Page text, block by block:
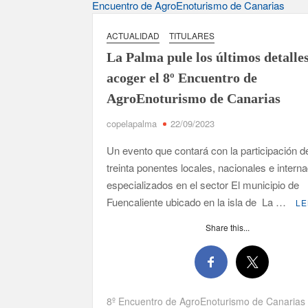
David Ruiz rechaza las críticas de Nueva
El Día de la Cometa reúne a cientos de
Borja Perdomo acusa al Gobierno del Cabildo
Jacob Qadri reclama prioridad para los
ACTUALIDAD TITULARES
La Palma pule los últimos
acoger el 8º Encuentro de
AgroEnoturismo de Canarias
copelapalma 22/09/2023
Un evento que contará con la participación
treinta ponentes locales, nacionales e
especializados en el sector El municipio de
Fuencaliente ubicado en la isla de La …
Share this...
8º Encuentro de AgroEnoturismo de Canarias